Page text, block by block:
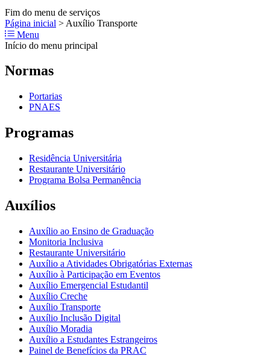
Fim do menu de serviços
Página inicial > Auxílio Transporte
Menu
Início do menu principal
Normas
Portarias
PNAES
Programas
Residência Universitária
Restaurante Universitário
Programa Bolsa Permanência
Auxílios
Auxílio ao Ensino de Graduação
Monitoria Inclusiva
Restaurante Universitário
Auxílio a Atividades Obrigatórias Externas
Auxílio à Participação em Eventos
Auxílio Emergencial Estudantil
Auxílio Creche
Auxílio Transporte
Auxílio Inclusão Digital
Auxílio Moradia
Auxílio a Estudantes Estrangeiros
Painel de Benefícios da PRAC